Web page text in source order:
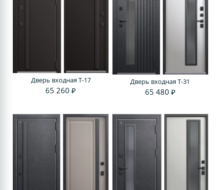
Дверь входная T-17
65 260 ₽
Дверь входная T-31
65 480 ₽